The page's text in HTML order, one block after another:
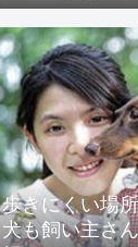
歩きにくい場
犬も飼い主さ